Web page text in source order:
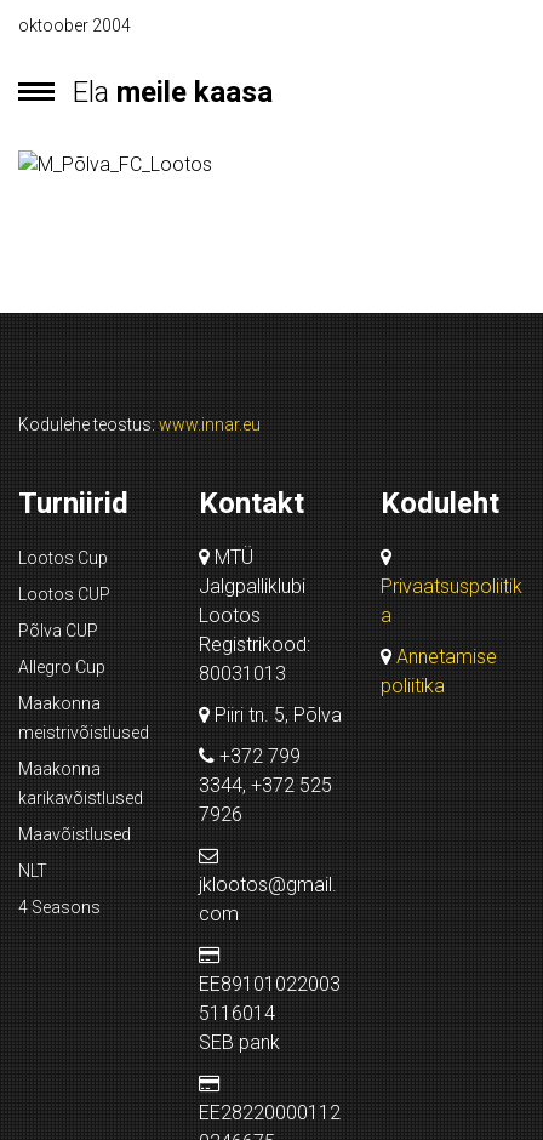
oktoober 2004
Ela meile kaasa
Kodulehe teostus: www.innar.eu
Turniirid
Lootos Cup
Lootos CUP
Põlva CUP
Allegro Cup
Maakonna
meistrivõistlused
Maakonna
karikavõistlused
Maavõistlused
NLT
4 Seasons
Kontakt
MTÜ
Jalgpalliklubi
Lootos
Registrikood:
80031013
Piiri tn. 5, Põlva
+372 799
3344, +372 525
7926
jklootos@gmail.
com
EE89101022003
5116014
SEB pank
EE28220000112
Koduleht
Privaatsuspoliitik
a
Annetamise
poliitika